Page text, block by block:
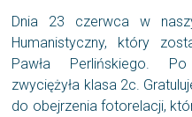
Dnia 23 czerwca w
Humanistyczny, który
Pawła Perlińskiego.
zwyciężyła klasa 2c.
do obejrzenia fotorelacji,